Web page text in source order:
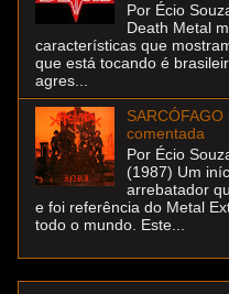
Por Écio
Death Metal
características que
que está tocando é
agres...
comentada
Por Écio
(1987) Um
arrebatador
e foi referência do Metal
todo o mundo. Este...